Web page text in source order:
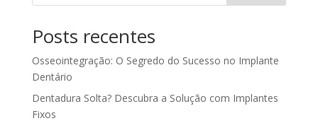
Posts recentes
Osseointegração: O Segredo do Sucesso no Implante
Dentário
Dentadura Solta? Descubra a Solução com Implantes
Fixos